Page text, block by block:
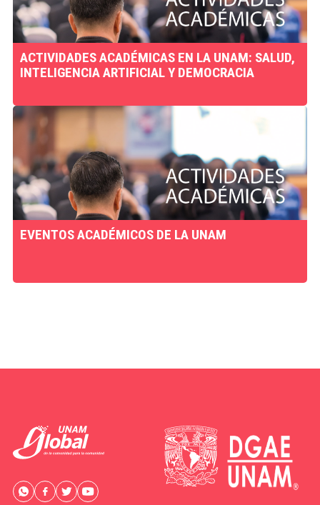
ACTIVIDADES ACADÉMICAS EN LA UNAM: SALUD,
INTELIGENCIA ARTIFICIAL Y DEMOCRACIA
EVENTOS ACADÉMICOS DE LA UNAM